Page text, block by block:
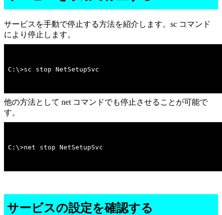
サービスを手動で停止する方法を紹介します。sc コマンド
により停止します。
C:\>sc stop NetSetupSvc
他の方法として net コマンドでも停止させることが可能で
す。
C:\>net stop NetSetupSvc
サービスの設定を確認する